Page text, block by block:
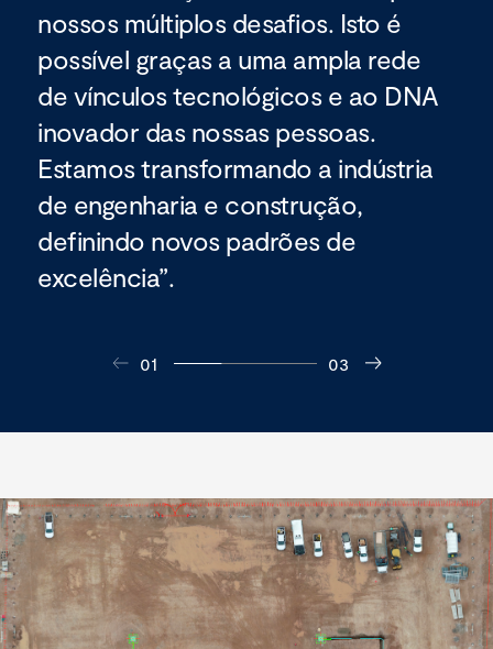
nossos múltiplos desafios. Isto é
possível graças a uma ampla rede
de vínculos tecnológicos e ao DNA
inovador das nossas pessoas.
Estamos transformando a indústria
de engenharia e construção,
definindo novos padrões de
excelência”.
01 03